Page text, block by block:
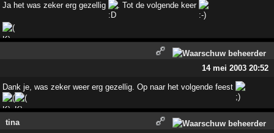
Ja het was zeker erg gezellig . Tot de volgende keer
14 mei 2003 20:52
Dank je, was zeker weer erg gezellig. Op naar het volgende feest
tina